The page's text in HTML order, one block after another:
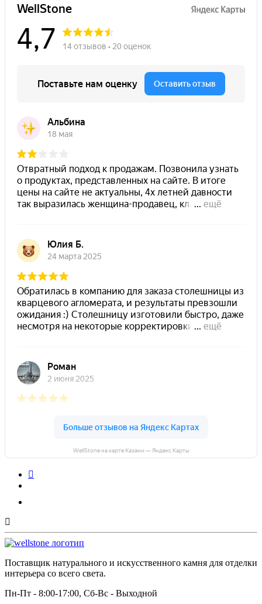
WellStone на карте Казани — Яндекс Карты
Поставщик натурального и искусственного камня для отделки
интерьера со всего света.
Пн-Пт - 8:00-17:00, Сб-Вс - Выходной